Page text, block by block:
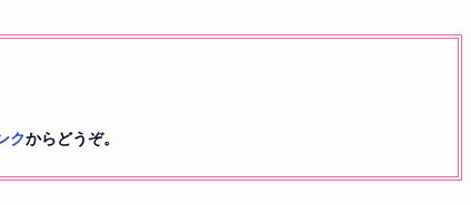
クからどうぞ。